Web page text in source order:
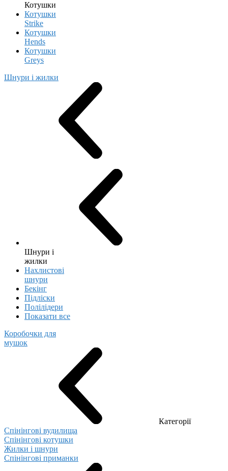
Котушки
Котушки
Strike
Котушки
Hends
Котушки
Greys
Шнури і жилки
Шнури і
жилки
Нахлистові
шнури
Бекінг
Підліски
Полілідери
Показати все
Коробочки для
мушок
Категорії
Спінінгові вудилища
Спінінгові котушки
Жилки і шнури
Спінінгові приманки